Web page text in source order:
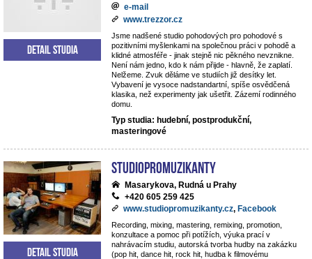
e-mail
www.trezzor.cz
Jsme nadšené studio pohodových pro pohodové s
pozitivními myšlenkami na společnou práci v pohodě a
klidné atmosféře - jinak stejně nic pěkného nevznikne.
Není nám jedno, kdo k nám přijde - hlavně, že zaplatí.
Nelžeme. Zvuk děláme ve studiích již desítky let.
Vybavení je vysoce nadstandartní, spíše osvědčená
klasika, než experimenty jak ušetřit. Zázemí rodinného
domu.
Typ studia: hudební, postprodukční,
masteringové
Detail studia
StudioPROmuzikanty
Masarykova, Rudná u Prahy
+420 605 259 425
www.studiopromuzikanty.cz, Facebook
Recording, mixing, mastering, remixing, promotion,
konzultace a pomoc při potížích, výuka prací v
nahrávacím studiu, autorská tvorba hudby na zakázku
(pop hit, dance hit, rock hit, hudba k filmovému
Detail studia